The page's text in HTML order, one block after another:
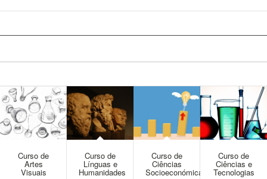
Curso de
Artes
Visuais
Curso de
Línguas e
Humanidades
Curso de
Ciências
Socioeconómicas
Curso de
Ciências e
Tecnologias